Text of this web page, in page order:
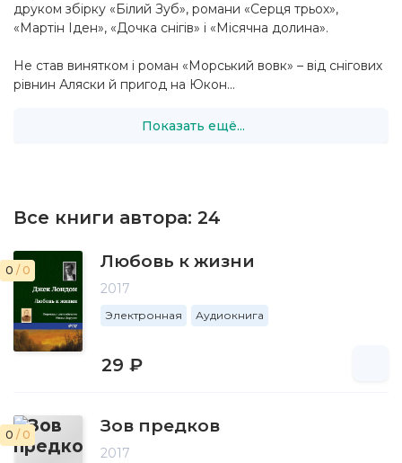
друком збірку «Білий Зуб», романи «Серця трьох»,
«Мартін Іден», «Дочка снігів» і «Місячна долина».
Не став винятком і роман «Морський вовк» – від снігових
рівнин Аляски й пригод на Юкон...
Показать ещё...
Все книги автора: 24
0 / 0 Любовь к жизни
2017
Электронная Аудиокнига
29 ₽
0 / 0 Зов предков
2017